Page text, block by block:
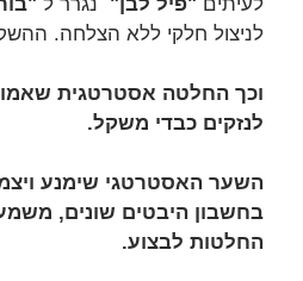
לניצול חלקי ללא הצלחה.
וכך החלטה אסטרטגית
לנזקים כבדי משקל.
השער האסטרטגי שימנע
בחשבון היבטים שונים,
החלטות לבצוע.